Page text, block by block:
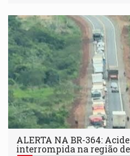
ALERTA NA BR-364:
interrompida na região